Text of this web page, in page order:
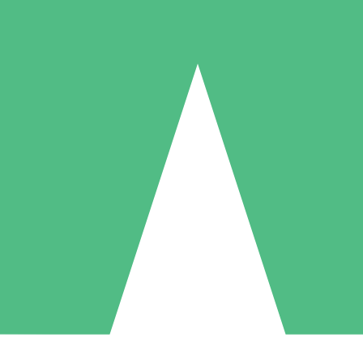
Individuelle Credit-Pakete
nach Bedarf mit Download-Credits. Keine monatliche Verpflichtung